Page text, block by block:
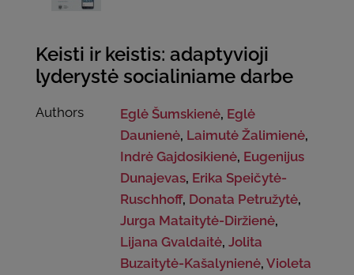
Keisti ir keistis: adaptyvioji
lyderystė socialiniame darbe
Authors Eglė Šumskienė, Eglė
Daunienė, Laimutė Žalimienė,
Indrė Gajdosikienė, Eugenijus
Dunajevas, Erika Speičytė-
Ruschhoff, Donata Petružytė,
Jurga Mataitytė-Diržienė,
Lijana Gvaldaitė,Jolita
Buzaitytė-Kašalynienė,Violeta